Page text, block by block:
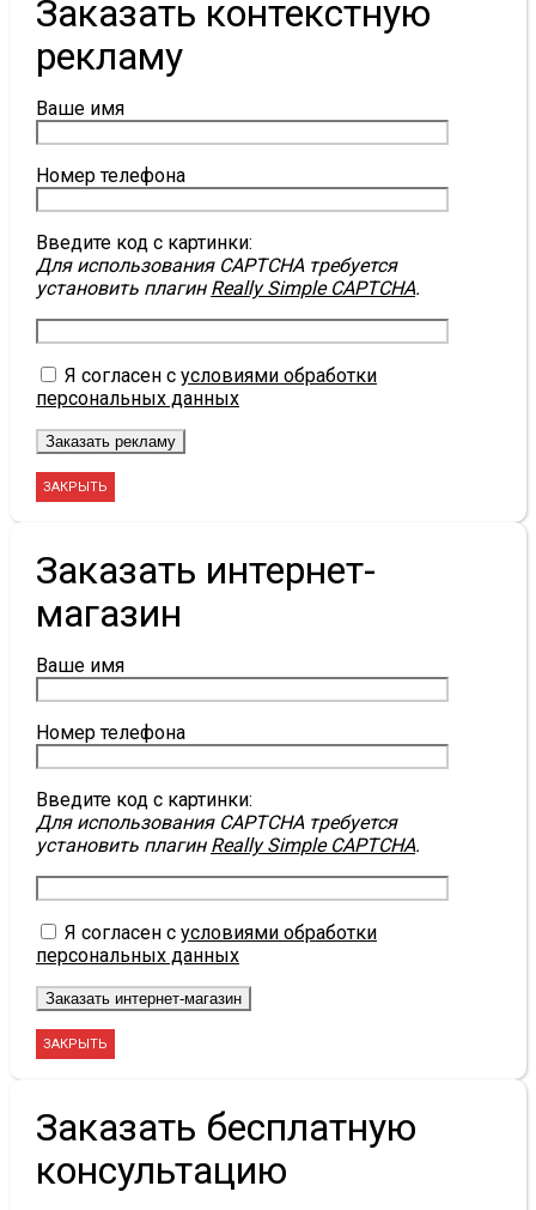
Заказать контекстную
рекламу
Ваше имя
Номер телефона
Введите код с картинки:
Для использования CAPTCHA требуется
установить плагин Really Simple CAPTCHA.
Я согласен с условиями обработки
персональных данных
ЗАКРЫТЬ
Заказать интернет-
магазин
Ваше имя
Номер телефона
Введите код с картинки:
Для использования CAPTCHA требуется
установить плагин Really Simple CAPTCHA.
Я согласен с условиями обработки
персональных данных
ЗАКРЫТЬ
Заказать бесплатную
консультацию